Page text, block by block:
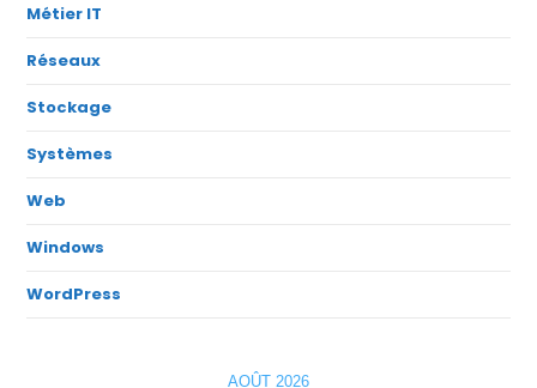
Métier IT
Réseaux
Stockage
Systèmes
Web
Windows
WordPress
AOÛT 2026